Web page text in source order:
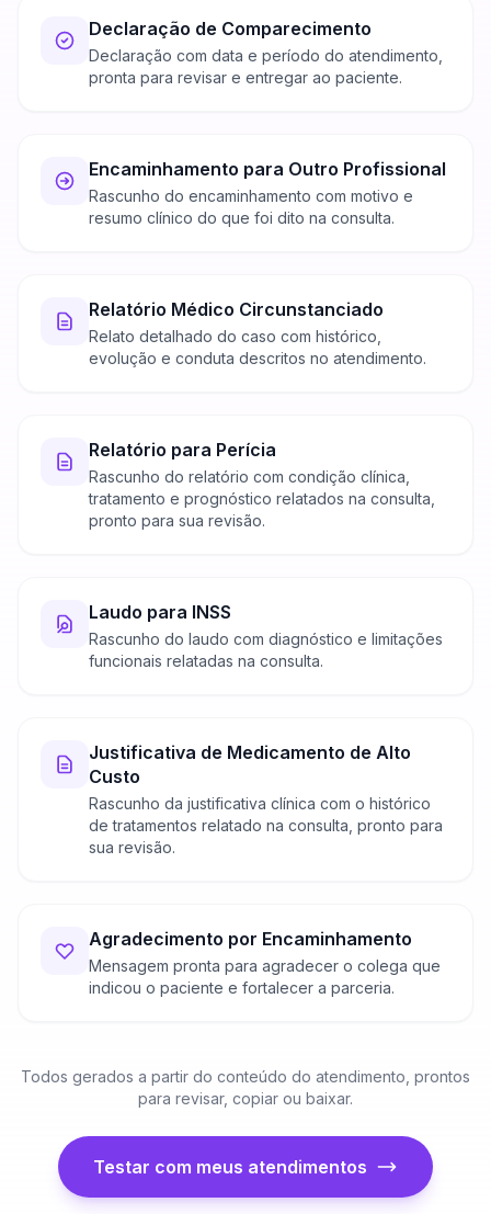
Declaração de Comparecimento
Declaração com data e período do atendimento,
pronta para revisar e entregar ao paciente.
Encaminhamento para Outro Profissional
Rascunho do encaminhamento com motivo e
resumo clínico do que foi dito na consulta.
Relatório Médico Circunstanciado
Relato detalhado do caso com histórico,
evolução e conduta descritos no atendimento.
Relatório para Perícia
Rascunho do relatório com condição clínica,
tratamento e prognóstico relatados na consulta,
pronto para sua revisão.
Laudo para INSS
Rascunho do laudo com diagnóstico e limitações
funcionais relatadas na consulta.
Justificativa de Medicamento de Alto
Custo
Rascunho da justificativa clínica com o histórico
de tratamentos relatado na consulta, pronto para
sua revisão.
Agradecimento por Encaminhamento
Mensagem pronta para agradecer o colega que
indicou o paciente e fortalecer a parceria.
Todos gerados a partir do conteúdo do atendimento, prontos
para revisar, copiar ou baixar.
Testar com meus atendimentos